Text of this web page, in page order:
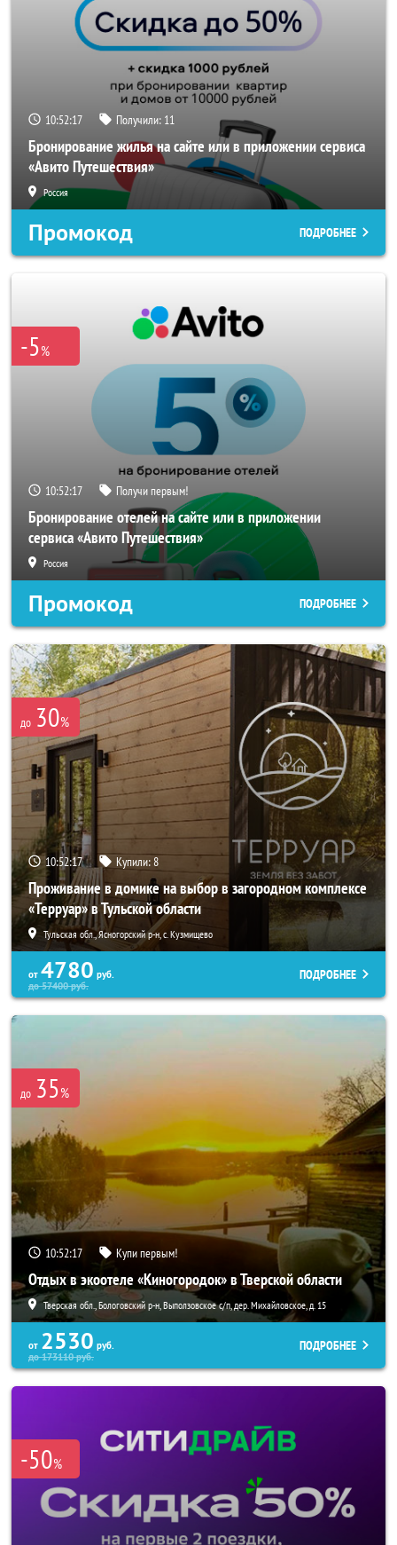
10:52:16 Получили: 11
Бронирование жилья на сайте или в приложении сервиса
«Авито Путешествия»
Россия
Промокод ПОДРОБНЕЕ
-5%
10:52:16 Получи первым!
Бронирование отелей на сайте или в приложении
сервиса «Авито Путешествия»
Россия
Промокод ПОДРОБНЕЕ
до 30%
10:52:16 Купили:8
Проживание в домике на выбор в загородном комплексе
«Терруар» в Тульской области
Тульская обл., Ясногорский р-н, с. Кузмищево
от 4780 руб.
до57400руб.
ПОДРОБНЕЕ
до 35%
10:52:16 Купи первым!
Отдых в экоотеле «Киногородок» в Тверской области
Тверская обл., Бологовский р-н, Выползовское с/п, дер. Михайловское, д. 15
от 2530 руб.
до173110руб.
ПОДРОБНЕЕ
-50%